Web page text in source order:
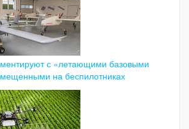
с «летающими базовыми
на беспилотниках